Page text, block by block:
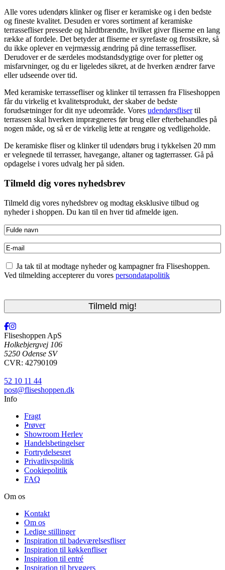
Alle vores udendørs klinker og fliser er keramiske og i den bedste
og fineste kvalitet. Desuden er vores sortiment af keramiske
terrassefliser pressede og hårdtbrændte, hvilket giver fliserne en lang
række af fordele. Det betyder at fliserne er syrefaste og frostsikre, så
du ikke oplever en vejrmæssig ændring på dine terrassefliser.
Derudover er de særdeles modstandsdygtige over for pletter og
misfarvninger, og du er ligeledes sikret, at de hverken ændrer farve
eller udseende over tid.
Med keramiske terrassefliser og klinker til terrassen fra Fliseshoppen
får du virkelig et kvalitetsprodukt, der skaber de bedste
forudsætninger for dit nye udeområde. Vores udendørsflisertil
terrassen skal hverken imprægneres før brug eller efterbehandles på
nogen måde, og så er de virkelig lette at rengøre og vedligeholde.
De keramiske fliser og klinker til udendørs brug i tykkelsen 20 mm
er velegnede til terrasser, havegange, altaner og tagterrasser. Gå på
opdagelse i vores udvalg her på siden.
Tilmeld dig vores nyhedsbrev
Tilmeld dig vores nyhedsbrev og modtag eksklusive tilbud og
nyheder i shoppen. Du kan til en hver tid afmelde igen.
Fulde
navn(Påkrævet)
E-
mail(Påkrævet)
Accepter
betingelser(Påkrævet)
Ja tak til at modtage nyheder og kampagner fra Fliseshoppen.
Ved tilmelding accepterer du vores persondatapolitik
Fliseshoppen ApS
Holkebjergvej 106
5250 Odense SV
CVR: 42790109
52 10 11 44
post@fliseshoppen.dk
Info
Fragt
Prøver
Showroom Herlev
Handelsbetingelser
Fortrydelsesret
Privatlivspolitik
Cookiepolitik
FAQ
Om os
Kontakt
Om os
Ledige stillinger
Inspiration til badeværelsesfliser
Inspiration til køkkenfliser
Inspiration til entré
Inspiration til bryggers